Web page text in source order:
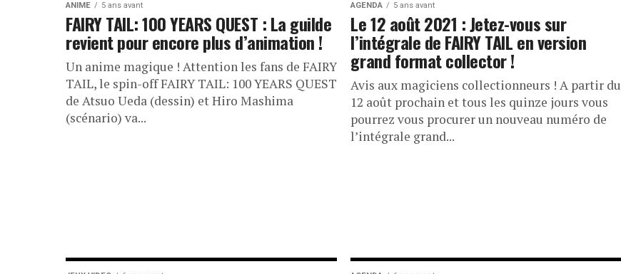
ANIME 5 ans avant
FAIRY TAIL: 100 YEARS QUEST : La guilde
revient pour encore plus d’animation !
Un anime magique ! Attention les fans de FAIRY
TAIL, le spin-off FAIRY TAIL: 100 YEARS QUEST
de Atsuo Ueda (dessin) et Hiro Mashima
(scénario) va...
AGENDA 5 ans avant
Le 12 août 2021 : Jetez-vous sur
l’intégrale de FAIRY TAIL en version
grand format collector !
Avis aux magiciens collectionneurs ! A partir du
12 août prochain et tous les quinze jours vous
pourrez vous procurer un nouveau numéro de
l’intégrale grand...